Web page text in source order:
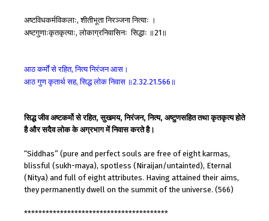
अष्टविधकर्मविकलाः,शीतीभूतानिरञ्जनानित्याः ।
अष्टगुणाःकृतकृत्याः,लोकाग्रनिवासिनः सिद्धाः ॥21 ॥
आठकर्मोंसेरहित,नित्यनिरंजनआस।
आठगुणकृतार्थसह,सिद्धलोकनिवास ॥2.32.21.566 ॥
सिद्ध जीव अष्टकर्मो से रहित, सुखमय, निरंजन, नित्य, अष्टुणसहित तथा कृतकृत्य होते
है और सदैव लोक के अग्रभाग में निवास करते है।
“Siddhas” (pure and perfect souls are free of eight karmas,
blissful (sukh-maya), spotless (Niraijan/untainted), Eternal
(Nitya) and full of eight attributes. Having attained their aims,
they permanently dwell on the summit of the universe. (566)
****************************************